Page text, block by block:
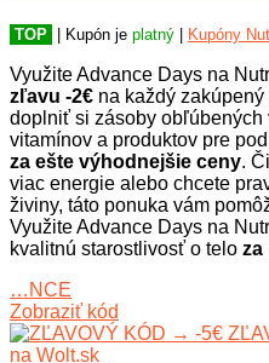
TOP | Kupón je platný Kupóny
Využite Advance Days na
zľavu -2€ na každý
doplniť si zásoby obľúbených
vitamínov a produktov pre
za ešte výhodnejšie ceny.
viac energie alebo chcete
živiny, táto ponuka vám
Využite Advance Days na
kvalitnú starostlivosť o telo za
…NCE
Zobraziť kód